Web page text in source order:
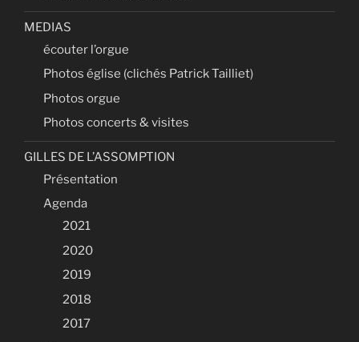
MEDIAS
écouter l’orgue
Photos église (clichés Patrick Tailliet)
Photos orgue
Photos concerts & visites
GILLES DE L’ASSOMPTION
Présentation
Agenda
2021
2020
2019
2018
2017